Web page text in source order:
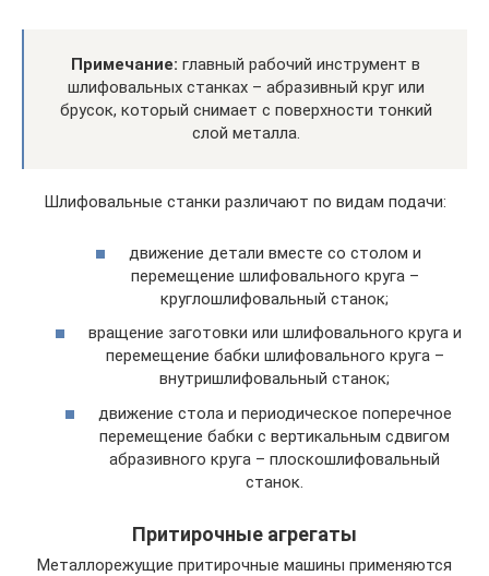
Примечание: главный рабочий инструмент в
шлифовальных станках – абразивный круг или
брусок, который снимает с поверхности тонкий
слой металла.
Шлифовальные станки различают по видам подачи:
движение детали вместе со столом и
перемещение шлифовального круга –
круглошлифовальный станок;
вращение заготовки или шлифовального круга и
перемещение бабки шлифовального круга –
внутришлифовальный станок;
движение стола и периодическое поперечное
перемещение бабки с вертикальным сдвигом
абразивного круга – плоскошлифовальный
станок.
Притирочные агрегаты
Металлорежущие притирочные машины применяются